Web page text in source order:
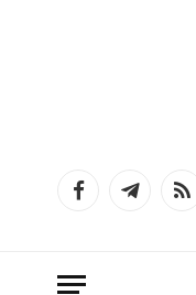
FacebookTelegramRSS